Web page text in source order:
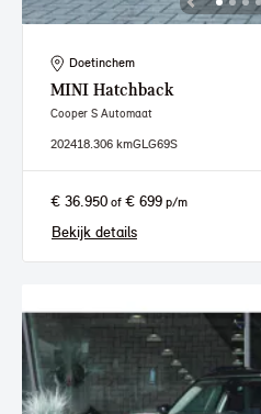
Doetinchem
MINI Hatchback
Cooper S Automaat
202418.306 kmGLG69S
€ 36.950 of € 699 p/m
Bekijk details